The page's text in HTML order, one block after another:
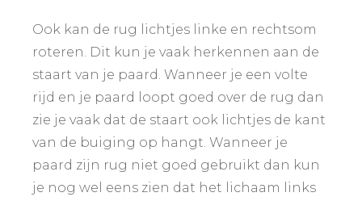
Ook kan de rug lichtjes linke en rechtsom
roteren. Dit kun je vaak herkennen aan de
staart van je paard. Wanneer je een volte
rijd en je paard loopt goed over de rug dan
zie je vaak dat de staart ook lichtjes de kant
van de buiging op hangt. Wanneer je
paard zijn rug niet goed gebruikt dan kun
je nog wel eens zien dat het lichaam links